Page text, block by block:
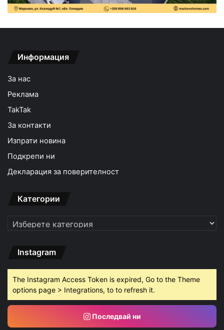
Информация
За нас
Реклама
TakTak
За контакти
Изпрати новина
Подкрепи ни
Декларация за поверителност
Категории
Категории
Instagram
The Instagram Access Token is expired, Go to the Theme
options page > Integrations, to to refresh it.
Последвай ни